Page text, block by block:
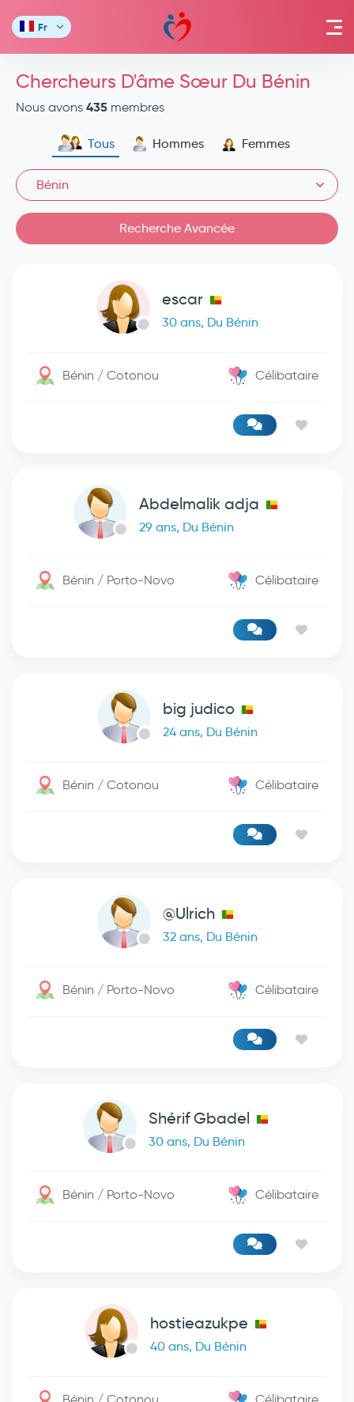
Fr
Chercheurs D'âme Sœur Du Bénin
Nous avons 435 membres
Tous Hommes Femmes
Bénin
Recherche Avancée
escar
30 ans, Du Bénin
Bénin / Cotonou Célibataire
Abdelmalik adja
29 ans, Du Bénin
Bénin / Porto-Novo Célibataire
big judico
24 ans, Du Bénin
Bénin / Cotonou Célibataire
@Ulrich
32 ans, Du Bénin
Bénin / Porto-Novo Célibataire
Shérif Gbadel
30 ans, Du Bénin
Bénin / Porto-Novo Célibataire
hostieazukpe
40 ans, Du Bénin